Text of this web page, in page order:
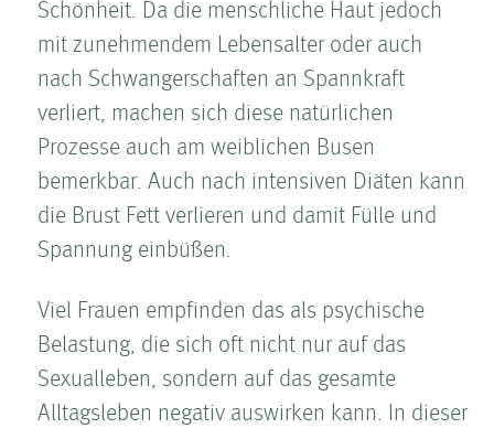
Schönheit. Da die menschliche Haut jedoch
mit zunehmendem Lebensalter oder auch
nach Schwangerschaften an Spannkraft
verliert, machen sich diese natürlichen
Prozesse auch am weiblichen Busen
bemerkbar. Auch nach intensiven Diäten kann
die Brust Fett verlieren und damit Fülle und
Spannung einbüßen.
Viel Frauen empfinden das als psychische
Belastung, die sich oft nicht nur auf das
Sexualleben, sondern auf das gesamte
Alltagsleben negativ auswirken kann. In dieser